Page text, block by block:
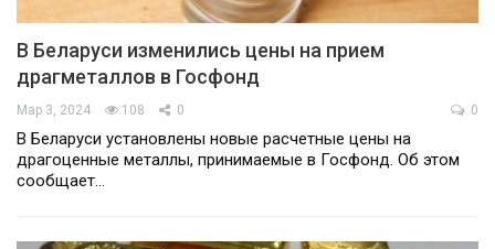
В Беларуси изменились цены на прием
драгметаллов в Госфонд
Мар 3, 2024 108 0 0
В Беларуси установлены новые расчетные цены на
драгоценные металлы, принимаемые в Госфонд. Об этом
сообщает…